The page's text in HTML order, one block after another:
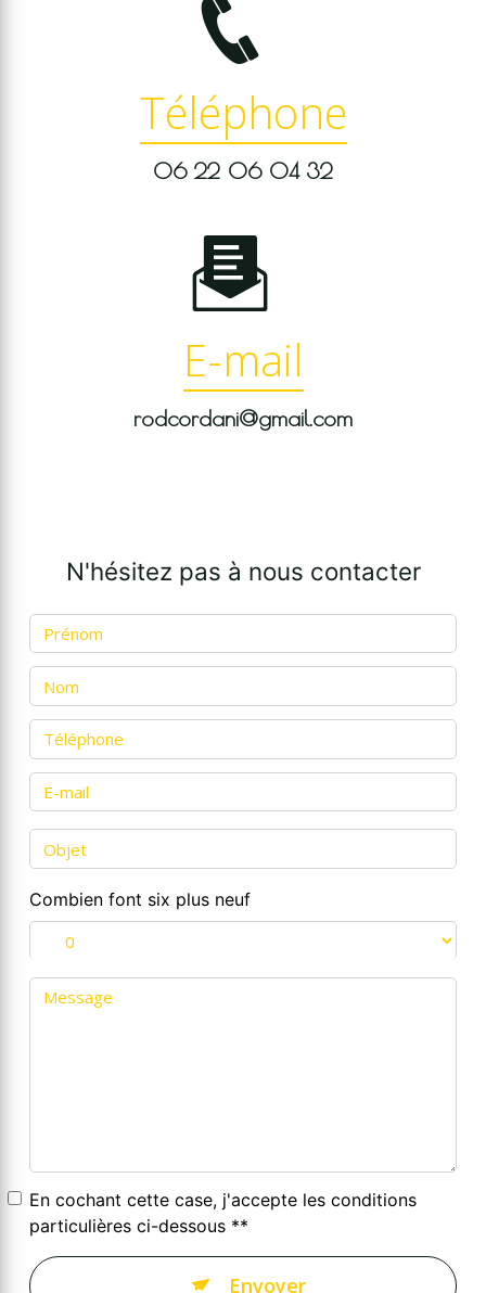
Téléphone
06 22 06 04 32
E-mail
rodcordani@gmail.com
N'hésitez pas à nous contacter
Combien font six plus neuf
En cochant cette case, j'accepte les conditions
particulières ci-dessous **
Envoyer